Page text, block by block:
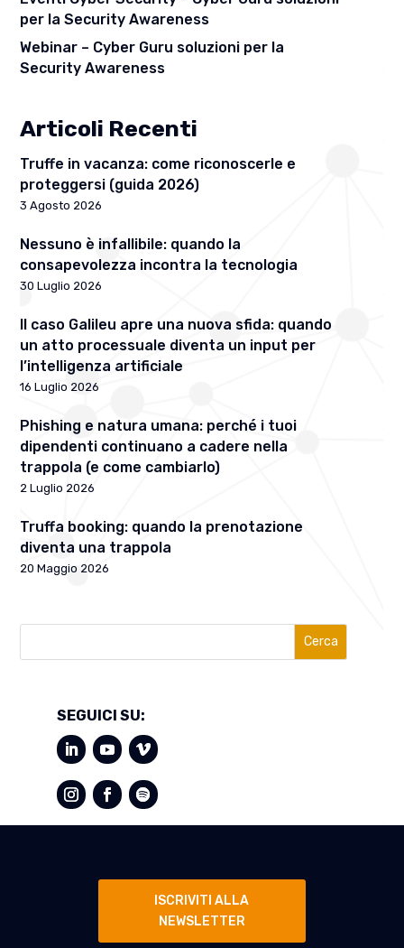
per la Security Awareness
Webinar – Cyber Guru soluzioni per la
Security Awareness
Articoli Recenti
Truffe in vacanza: come riconoscerle e
proteggersi (guida 2026)
3 Agosto 2026
Nessuno è infallibile: quando la
consapevolezza incontra la tecnologia
30 Luglio 2026
Il caso Galileu apre una nuova sfida: quando
un atto processuale diventa un input per
l’intelligenza artificiale
16 Luglio 2026
Phishing e natura umana: perché i tuoi
dipendenti continuano a cadere nella
trappola (e come cambiarlo)
2 Luglio 2026
Truffa booking: quando la prenotazione
diventa una trappola
20 Maggio 2026
Cerca
SEGUICI SU:
ISCRIVITI ALLA
NEWSLETTER